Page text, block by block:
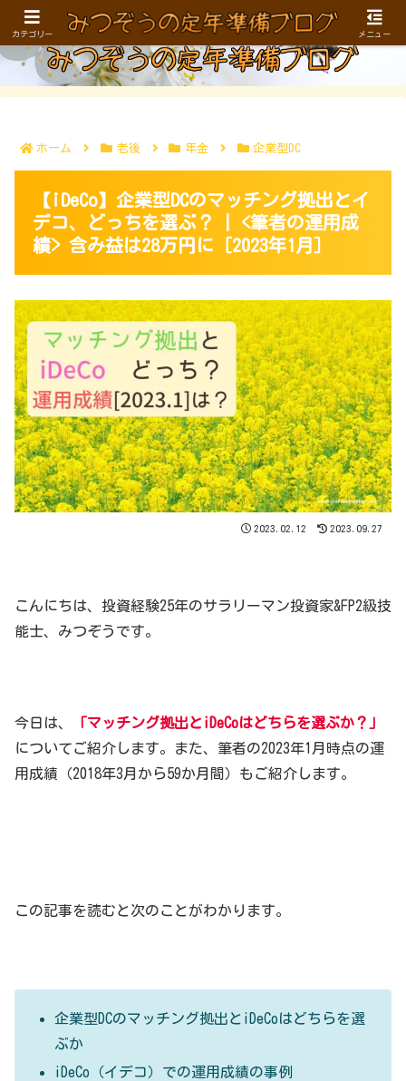
お金、健康、仕事／生きがい…。40〜50代に向けた定年準備ブログ
ホーム 老後 年金 企業型DC
【iDeCo】企業型DCのマッチング拠出とイ
デコ、どっちを選ぶ？ | <筆者の運用成
績> 含み益は28万円に［2023年1月］
2023.02.12 2023.09.27
こんにちは、投資経験25年のサラリーマン投資家&FP2級技
能士、みつぞうです。
今日は、
「マッチング拠出とiDeCoはどちらを選ぶか？」
についてご紹介します。また、筆者の2023年1月時点の運
用成績（2018年3月から59か月間）もご紹介します。
この記事を読むと次のことがわかります。
企業型DCのマッチング拠出とiDeCoはどちらを選
ぶか
iDeCo（イデコ）での運用成績の事例
カテゴリー メニュー